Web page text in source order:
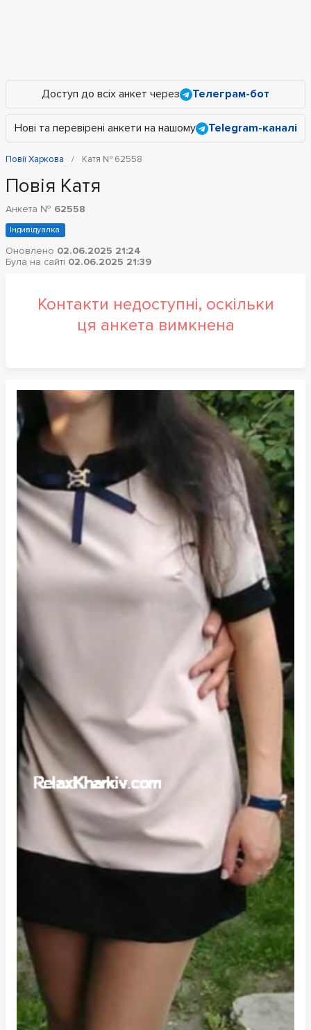
Доступ до всіх анкет через Телеграм-бот
Нові та перевірені анкети на нашому Telegram-каналі
Повії Харкова Катя № 62558
Повія Катя
Анкета № 62558
Індивідуалка
Оновлено 02.06.2025 21:24
Була на сайті 02.06.2025 21:39
Контакти недоступні, оскільки
ця анкета вимкнена